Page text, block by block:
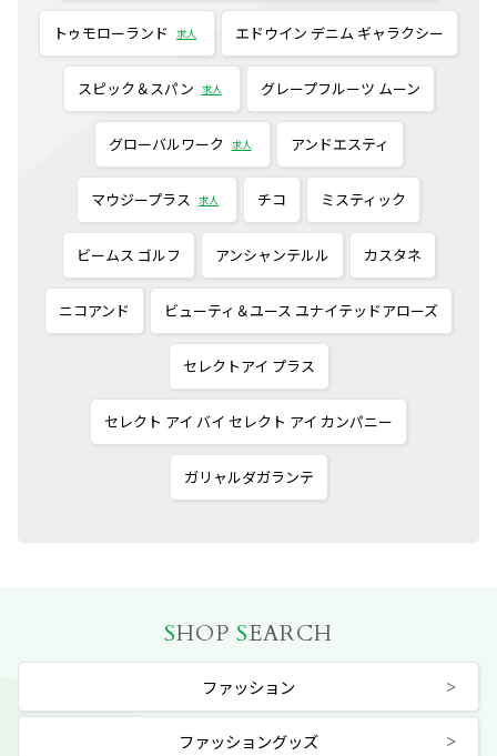
トゥモローランド 求人 エドウイン デニム ギャラクシー
スピック＆スパン 求人 グレープフルーツ ムーン
グローバルワーク 求人 アンドエスティ
マウジープラス 求人 チコ ミスティック
ビームス ゴルフ アンシャンテルル カスタネ
ニコアンド ビューティ＆ユース ユナイテッドアローズ
セレクトアイ プラス
セレクト アイ バイ セレクト アイ カンパニー
ガリャルダガランテ
SHOP SEARCH
ファッション
ファッショングッズ